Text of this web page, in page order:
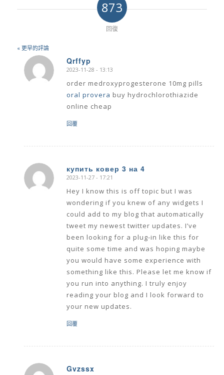
873
回復
« 更早的評論
Qrffyp
says:
2023-11-28 - 13:13
order medroxyprogesterone 10mg pills
oral provera buy hydrochlorothiazide
online cheap
回覆
купить ковер 3 на 4
says:
2023-11-27 - 17:21
Hey I know this is off topic but I was
wondering if you knew of any widgets I
could add to my blog that automatically
tweet my newest twitter updates. I’ve
been looking for a plug-in like this for
quite some time and was hoping maybe
you would have some experience with
something like this. Please let me know if
you run into anything. I truly enjoy
reading your blog and I look forward to
your new updates.
回覆
Gvzssx